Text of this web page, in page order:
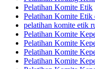
Pelatihan Komite Etik
Pelatihan Komite
pelatihan komite etik
Pelatihan Komite
Pelatihan Komite
Pelatihan Komite
Pelatihan Komite